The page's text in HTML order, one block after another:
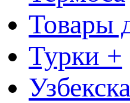
Товары
Турки +